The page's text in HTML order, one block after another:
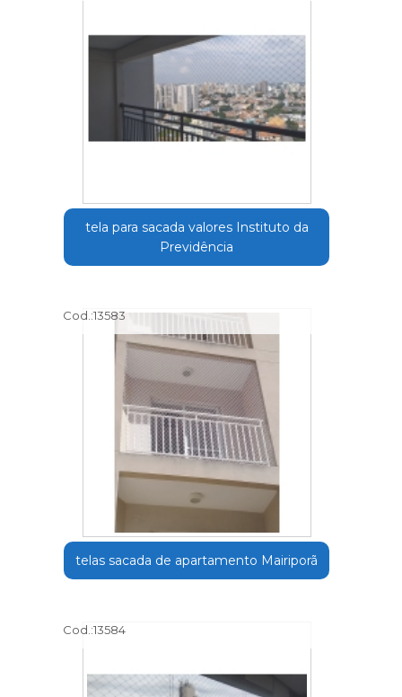
tela para sacada valores Instituto da
Previdência
Cod.:13583
telas sacada de apartamento Mairiporã
Cod.:13584